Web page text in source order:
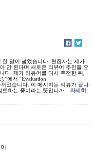
한 달이 넘었습니다. 편집자는 제가
안 된다며 새로운 리뷰어 추천을 요
다. 제가 리뷰어를 다시 추천한 뒤,
”에서 “Evaluation
뀌었습니다. 이 메시지는 리뷰가 끝나
하는 중이라는 뜻입니까... 자세히